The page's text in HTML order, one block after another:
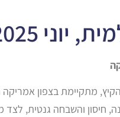
2025
מתקיימת בצפון
חיסון והשבחה גנטית,